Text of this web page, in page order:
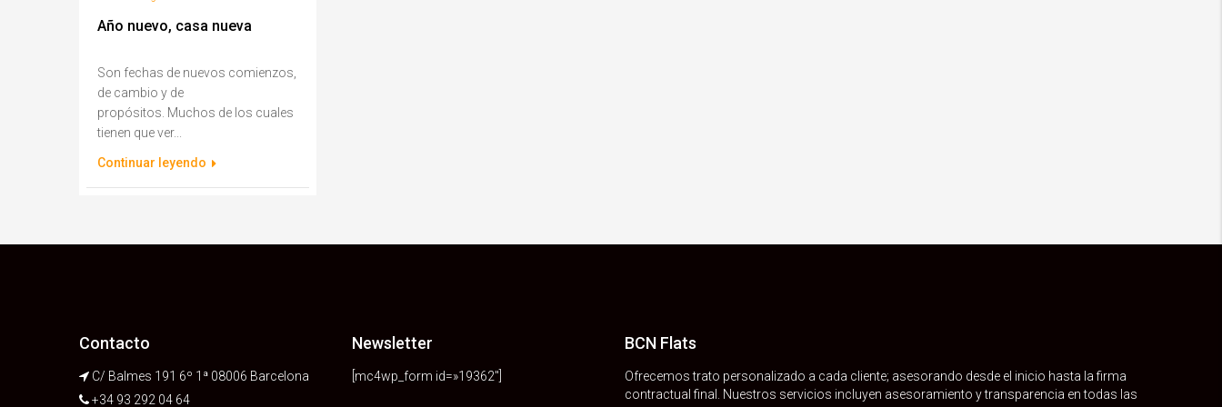
Año nuevo, casa nueva
Son fechas de nuevos comienzos,
de cambio y de
propósitos. Muchos de los cuales
tienen que ver...
Continuar leyendo
Contacto
C/ Balmes 191 6º 1ª 08006 Barcelona
+34 93 292 04 64
Newsletter
[mc4wp_form id=»19362″]
BCN Flats
Ofrecemos trato personalizado a cada cliente; asesorando desde el inicio hasta la firma
contractual final. Nuestros servicios incluyen asesoramiento y transparencia en todas las